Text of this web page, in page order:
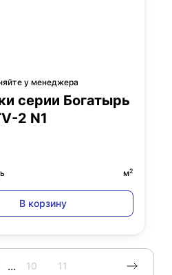
у менеджера
серии Богатырь
2 N1
м2
В корзину
... 10 11